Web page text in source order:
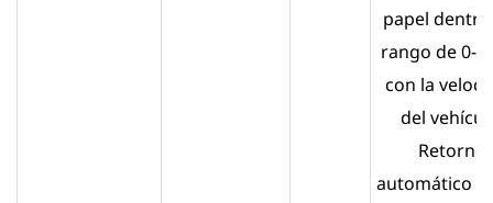
papel
rango de 0-
con la
del
Retorno
automático a